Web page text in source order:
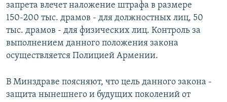
запрета влечет наложение штрафа в размере
150-200 тыс. драмов - для должностных лиц, 50
тыс. драмов - для физических лиц. Контроль за
выполнением данного положения закона
осуществляется Полицией Армении.
В Минздраве поясняют, что цель данного закона -
защита нынешнего и будущих поколений от